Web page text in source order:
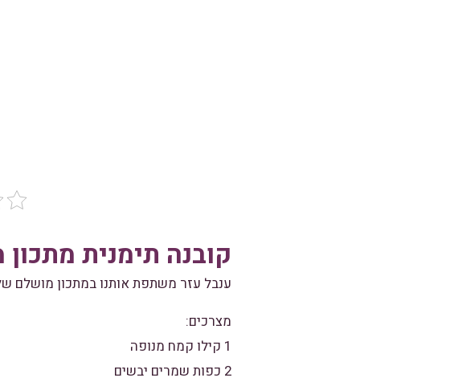
קובנה תימנית
ענבל עזר משתפת אותנו במתכון מושלם
מצרכים:
1 קילו קמח מנופה
2 כפות שמרים יבשים